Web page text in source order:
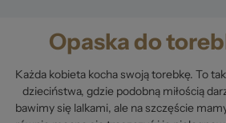
Opaska do
Każda kobieta kocha swoją torebkę. To
dzieciństwa, gdzie podobną miłością
bawimy się lalkami, ale na szczęście